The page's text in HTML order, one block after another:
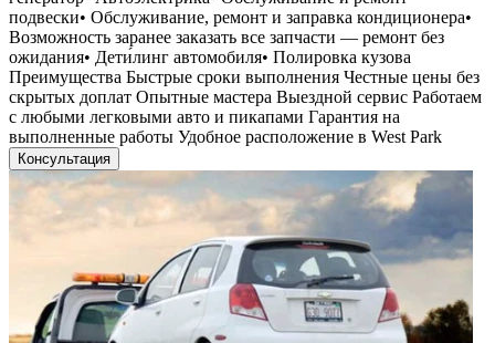
подвески• Обслуживание, ремонт и заправка кондиционера•
Возможность заранее заказать все запчасти — ремонт без
ожидания• Дети́линг автомобиля• Полировка кузова
Преимущества Быстрые сроки выполнения Честные цены без
скрытых доплат Опытные мастера Выездной сервис Работаем
с любыми легковыми авто и пикапами Гарантия на
выполненные работы Удобное расположение в West Park
Консультация